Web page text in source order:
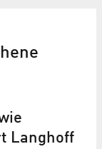
Langhoff